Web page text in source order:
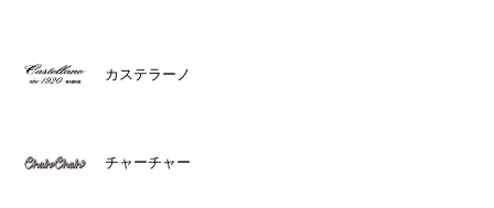
カステラーノ
チャーチャー